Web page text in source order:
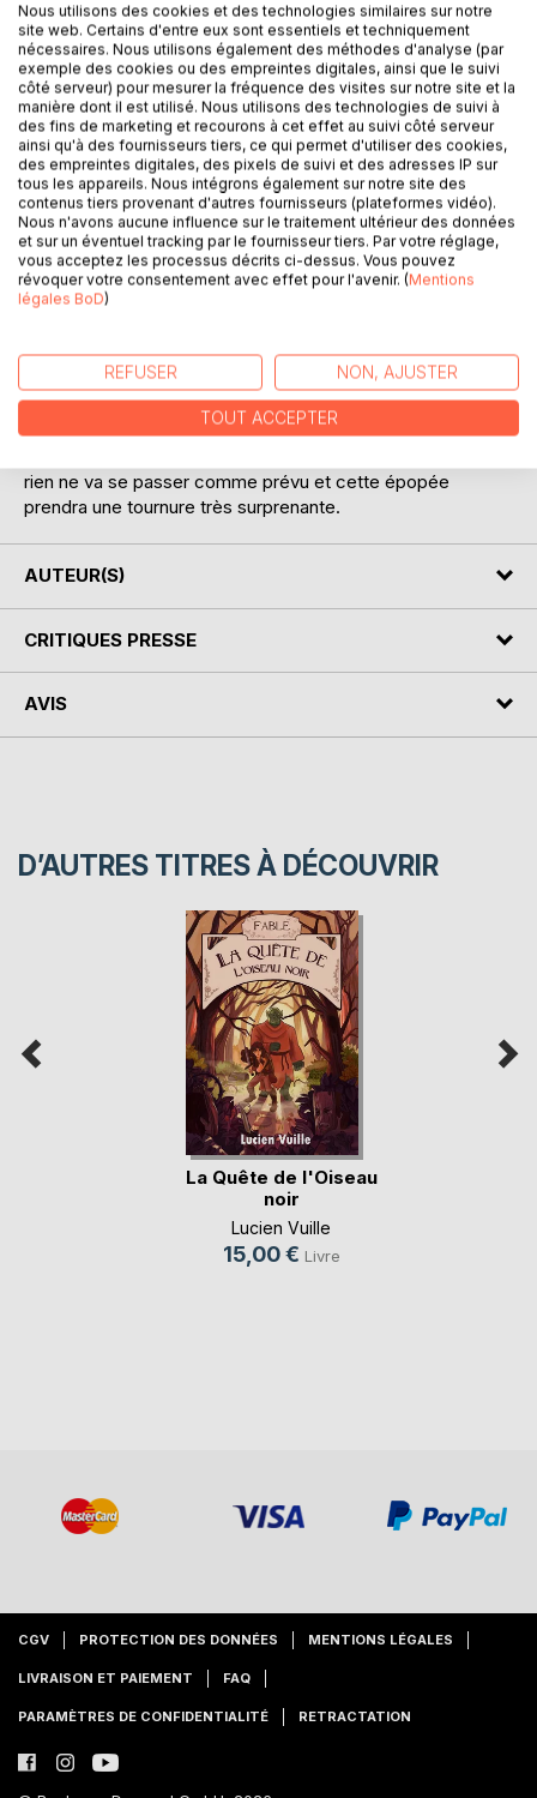
AJOUTER AU PANIER
Ajouter à ma liste d'envies
Laisser un avis
Le prince héritier du royaume et son homologue homme-
chat partent à l'aventure pour vaincre Prospère le dragon,
rien ne va se passer comme prévu et cette épopée
prendra une tournure très surprenante.
AUTEUR(S)
CRITIQUES PRESSE
AVIS
D’AUTRES TITRES À DÉCOUVRIR
La Quête de l'Oiseau
noir
Lucien Vuille
15,00 € Livre
CGV PROTECTION DES DONNÉES MENTIONS LÉGALES
LIVRAISON ET PAIEMENT FAQ
PARAMÈTRES DE CONFIDENTIALITÉ RETRACTATION
Nous utilisons des cookies et des technologies similaires sur notre
site web. Certains d'entre eux sont essentiels et techniquement
nécessaires. Nous utilisons également des méthodes d'analyse (par
exemple des cookies ou des empreintes digitales, ainsi que le suivi
côté serveur) pour mesurer la fréquence des visites sur notre site et la
manière dont il est utilisé. Nous utilisons des technologies de suivi à
des fins de marketing et recourons à cet effet au suivi côté serveur
ainsi qu'à des fournisseurs tiers, ce qui permet d'utiliser des cookies,
des empreintes digitales, des pixels de suivi et des adresses IP sur
tous les appareils. Nous intégrons également sur notre site des
contenus tiers provenant d'autres fournisseurs (plateformes vidéo).
Nous n'avons aucune influence sur le traitement ultérieur des données
et sur un éventuel tracking par le fournisseur tiers. Par votre réglage,
vous acceptez les processus décrits ci-dessus. Vous pouvez
révoquer votre consentement avec effet pour l'avenir. (Mentions
légales BoD)
REFUSER NON, AJUSTER
TOUT ACCEPTER